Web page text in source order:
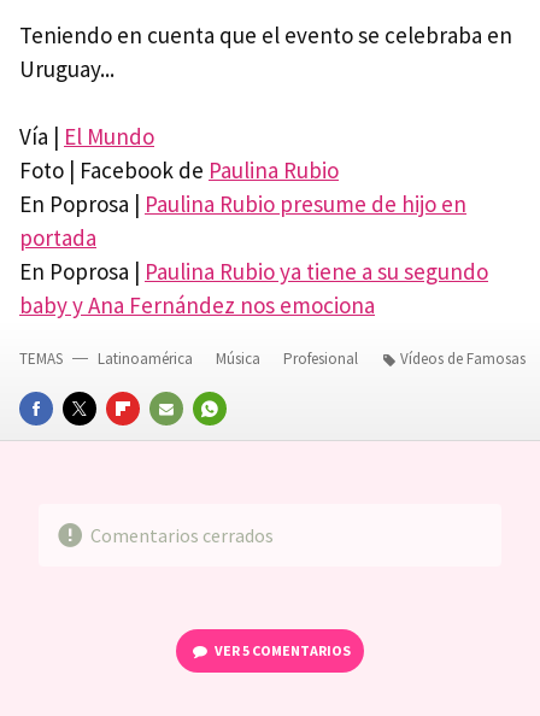
Teniendo en cuenta que el evento se celebraba en
Uruguay...
Vía | El Mundo
Foto | Facebook de Paulina Rubio
En Poprosa | Paulina Rubio presume de hijo en
portada
En Poprosa | Paulina Rubio ya tiene a su segundo
baby y Ana Fernández nos emociona
FACEBOOKTWITTERFLIPBOARD
E-
WHATSAPP
TEMAS Latinoamérica Música Profesional Vídeos de Famosas
Comentarios cerrados
VER5 COMENTARIOS